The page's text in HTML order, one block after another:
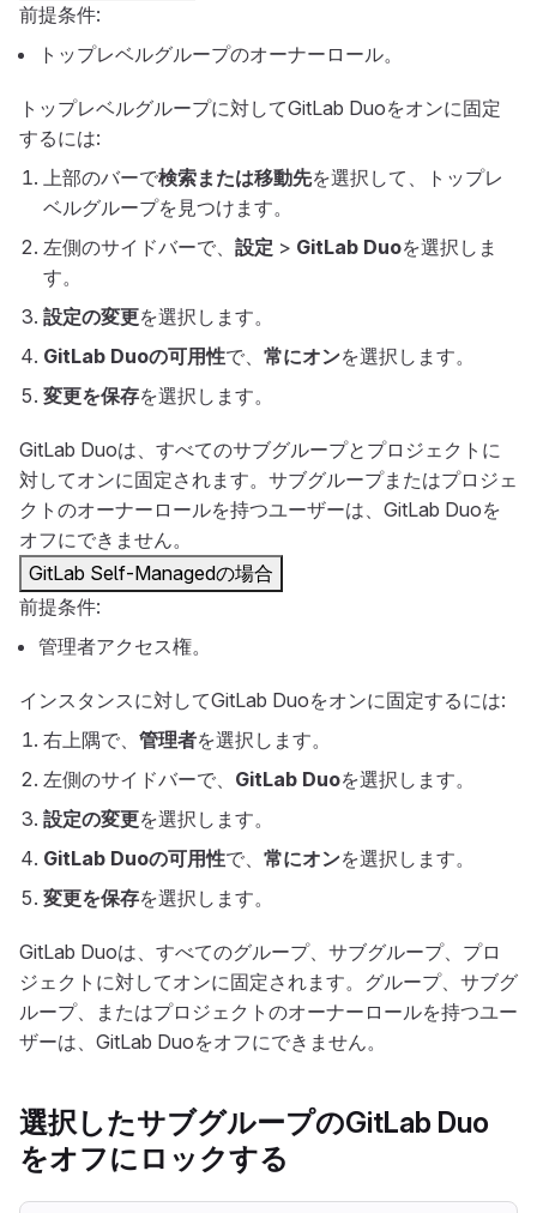
前提条件:
トップレベルグループのオーナーロール。
トップレベルグループに対してGitLab Duoをオンに固定
するには:
上部のバーで検索または移動先を選択して、トップレ
ベルグループを見つけます。
左側のサイドバーで、 設定 > GitLab Duoを選択しま
す。
設定の変更を選択します。
GitLab Duoの可用性で、 常にオンを選択します。
変更を保存を選択します。
GitLab Duoは、すべてのサブグループとプロジェクトに
対してオンに固定されます。サブグループまたはプロジェ
クトのオーナーロールを持つユーザーは、GitLab Duoを
オフにできません。
GitLab Self-Managedの場合
前提条件:
管理者アクセス権。
インスタンスに対してGitLab Duoをオンに固定するには:
右上隅で、 管理者を選択します。
左側のサイドバーで、 GitLab Duoを選択します。
設定の変更を選択します。
GitLab Duoの可用性で、 常にオンを選択します。
変更を保存を選択します。
GitLab Duoは、すべてのグループ、サブグループ、プロ
ジェクトに対してオンに固定されます。グループ、サブグ
ループ、またはプロジェクトのオーナーロールを持つユー
ザーは、GitLab Duoをオフにできません。
選択したサブグループのGitLab Duo
をオフにロックする